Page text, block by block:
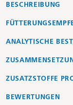
BESCHREIBUNG
ANALYTISCHE
ZUSATZSTOFFE
BEWERTUNGEN